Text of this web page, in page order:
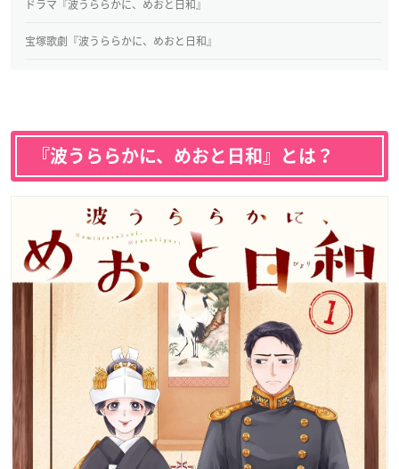
ドラマ『波うららかに、めおと日和』
宝塚歌劇『波うららかに、めおと日和』
『波うららかに、めおと日和』とは？